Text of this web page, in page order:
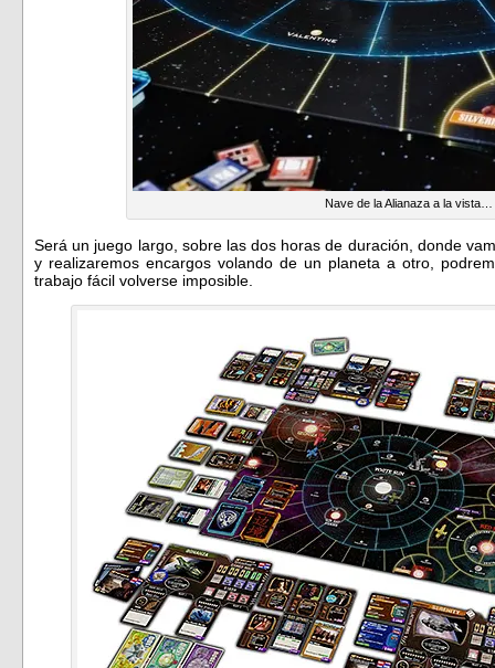
Nave de la Alianaza a la vista…
Será un juego largo, sobre las dos horas de duración, donde
y realizaremos encargos volando de un planeta a otro,
trabajo fácil volverse imposible.